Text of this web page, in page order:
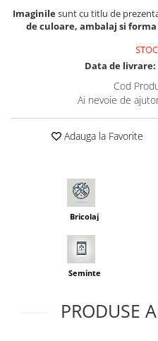
Seminte pastarnac
Seminte telina
Seminte zucchini
Seminte Legume Profesionale
Seminte pentru germinare
Seminte trifoi
Imaginilesunt cu titlu de
de culoare, ambalaj si
Data de livrare:
Cod
Ai nevoie de
Adauga la Favorite
Bricolaj
Seminte
PRODUSE